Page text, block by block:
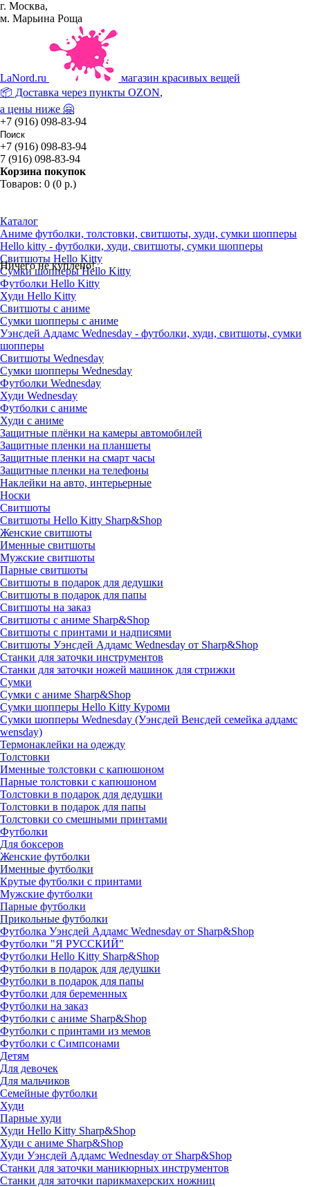
г. Москва,
м. Марьина Роща
LaNord.ru
магазин красивых вещей
📦 Доставка через пункты OZON,
а цены ниже 🤗
+7 (916) 098-83-94
+7 (916) 098-83-94
7 (916) 098-83-94
Корзина покупок
Товаров: 0 (0 р.)
Ничего не куплено!
Каталог
Аниме футболки, толстовки, свитшоты, худи, сумки шопперы
Hello kitty - футболки, худи, свитшоты, сумки шопперы
Свитшоты Hello Kitty
Сумки шопперы Hello Kitty
Футболки Hello Kitty
Худи Hello Kitty
Свитшоты с аниме
Сумки шопперы с аниме
Уэнсдей Аддамс Wednesday - футболки, худи, свитшоты, сумки
шопперы
Свитшоты Wednesday
Сумки шопперы Wednesday
Футболки Wednesday
Худи Wednesday
Футболки с аниме
Худи с аниме
Защитные плёнки на камеры автомобилей
Защитные пленки на планшеты
Защитные пленки на смарт часы
Защитные пленки на телефоны
Наклейки на авто, интерьерные
Носки
Свитшоты
Cвитшоты Hello Kitty Sharp&Shop
Женские свитшоты
Именные свитшоты
Мужские свитшоты
Парные свитшоты
Свитшоты в подарок для дедушки
Свитшоты в подарок для папы
Свитшоты на заказ
Свитшоты с аниме Sharp&Shop
Свитшоты с принтами и надписями
Свитшоты Уэнсдей Аддамс Wednesday от Sharp&Shop
Станки для заточки инструментов
Станки для заточки ножей машинок для стрижки
Сумки
Сумки с аниме Sharp&Shop
Сумки шопперы Hello Kitty Куроми
Сумки шопперы Wednesday (Уэнсдей Венсдей семейка аддамс
wensday)
Термонаклейки на одежду
Толстовки
Именные толстовки с капюшоном
Парные толстовки с капюшоном
Толстовки в подарок для дедушки
Толстовки в подарок для папы
Толстовки со смешными принтами
Футболки
Для боксеров
Женские футболки
Именные футболки
Крутые футболки с принтами
Мужские футболки
Парные футболки
Прикольные футболки
Футболка Уэнсдей Аддамс Wednesday от Sharp&Shop
Футболки "Я РУССКИЙ"
Футболки Hello Kitty Sharp&Shop
Футболки в подарок для дедушки
Футболки в подарок для папы
Футболки для беременных
Футболки на заказ
Футболки с аниме Sharp&Shop
Футболки с принтами из мемов
Футболки с Симпсонами
Детям
Для девочек
Для мальчиков
Семейные футболки
Худи
Парные худи
Худи Hello Kitty Sharp&Shop
Худи с аниме Sharp&Shop
Худи Уэнсдей Аддамс Wednesday от Sharp&Shop
Станки для заточки маникюрных инструментов
Станки для заточки парикмахерских ножниц